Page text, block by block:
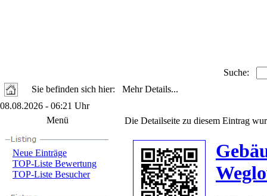
Suche:
Sie befinden sich hier: Mehr Details...
08.08.2026 - 06:21 Uhr
Menü
Neue Einträge
TOP-Liste Bewertung
TOP-Liste Besucher
Die Detailseite zu diesem Eintrag